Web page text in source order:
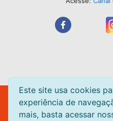
Leilão Quente Site de Leilão
diariamente.
Este site usa cookies
experiência de
mais, basta acessar